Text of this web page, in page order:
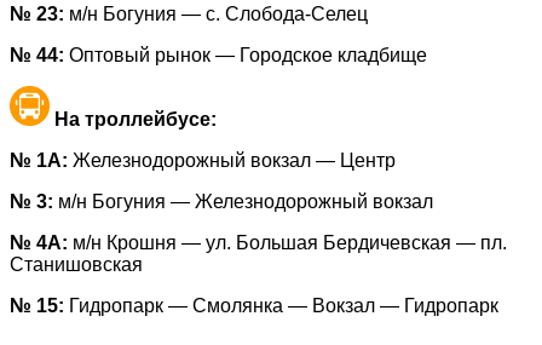
№ 23: м/н Богуния — с. Слобода-Селец
№ 44: Оптовый рынок — Городское кладбище
На троллейбусе:
№ 1А: Железнодорожный вокзал — Центр
№ 3: м/н Богуния — Железнодорожный вокзал
№ 4А: м/н Крошня — ул. Большая Бердичевская — пл.
Станишовская
№ 15: Гидропарк — Смолянка — Вокзал — Гидропарк